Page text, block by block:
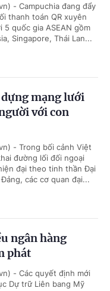
- Campuchia đang đẩy
thanh toán QR xuyên
5 quốc gia ASEAN gồm
Singapore, Thái Lan...
mạng lưới
với con
- Trong bối cảnh Việt
đường lối đối ngoại
đại theo tinh thần Đại
Đảng, các cơ quan đại...
ngân hàng
phát
- Các quyết định mới
Dự trữ Liên bang Mỹ